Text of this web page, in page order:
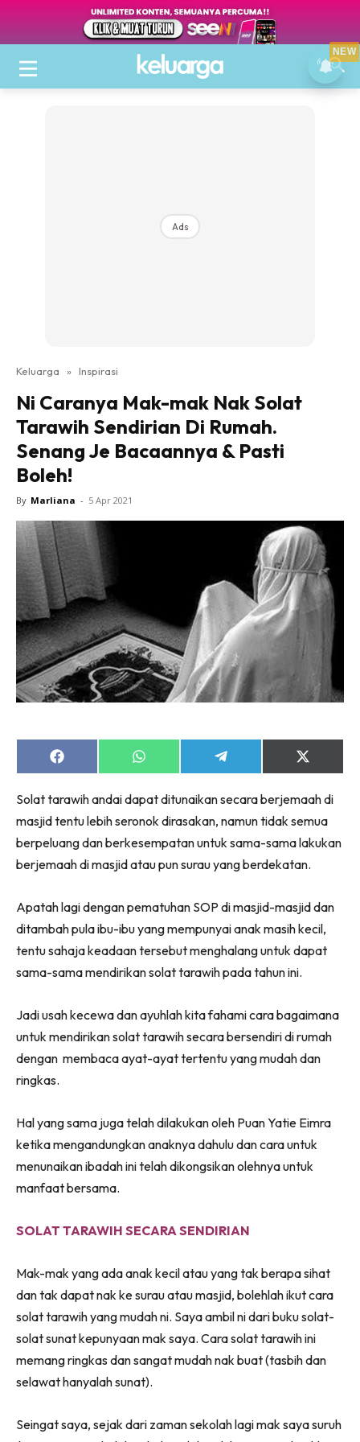
Ads
Keluarga » Inspirasi
Ni Caranya Mak-mak Nak Solat
Tarawih Sendirian Di Rumah.
Senang Je Bacaannya & Pasti
Boleh!
By Marliana - 5 Apr 2021
Share
on
Share
on
Share
on
Share
on
(Twitter)
Solat tarawih andai dapat ditunaikan secara berjemaah di
masjid tentu lebih seronok dirasakan, namun tidak semua
berpeluang dan berkesempatan untuk sama-sama lakukan
berjemaah di masjid atau pun surau yang berdekatan.
Apatah lagi dengan pematuhan SOP di masjid-masjid dan
ditambah pula ibu-ibu yang mempunyai anak masih kecil,
tentu sahaja keadaan tersebut menghalang untuk dapat
sama-sama mendirikan solat tarawih pada tahun ini.
Jadi usah kecewa dan ayuhlah kita fahami cara bagaimana
untuk mendirikan solat tarawih secara bersendiri di rumah
dengan membaca ayat-ayat tertentu yang mudah dan
ringkas.
Hal yang sama juga telah dilakukan oleh Puan Yatie Eimra
ketika mengandungkan anaknya dahulu dan cara untuk
menunaikan ibadah ini telah dikongsikan olehnya untuk
manfaat bersama.
SOLAT TARAWIH SECARA SENDIRIAN
Mak-mak yang ada anak kecil atau yang tak berapa sihat
dan tak dapat nak ke surau atau masjid, bolehlah ikut cara
solat tarawih yang mudah ni. Saya ambil ni dari buku solat-
solat sunat kepunyaan mak saya. Cara solat tarawih ini
memang ringkas dan sangat mudah nak buat (tasbih dan
selawat hanyalah sunat).
Seingat saya, sejak dari zaman sekolah lagi mak saya suruh
NEW